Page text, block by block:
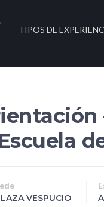
TIPOS DE
VESPUCIO